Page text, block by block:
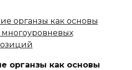
органзы как основы